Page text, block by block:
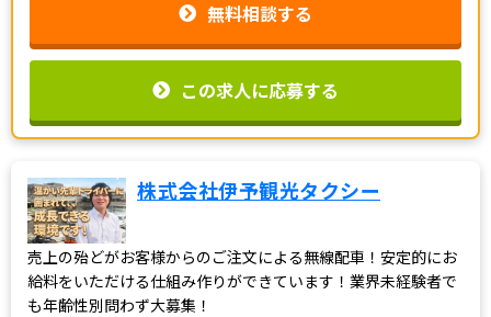
無料相談する
この求人に応募する
株式会社伊予観光タクシー
売上の殆どがお客様からのご注文による無線配車！安定的にお
給料をいただける仕組み作りができています！業界未経験者で
も年齢性別問わず大募集！